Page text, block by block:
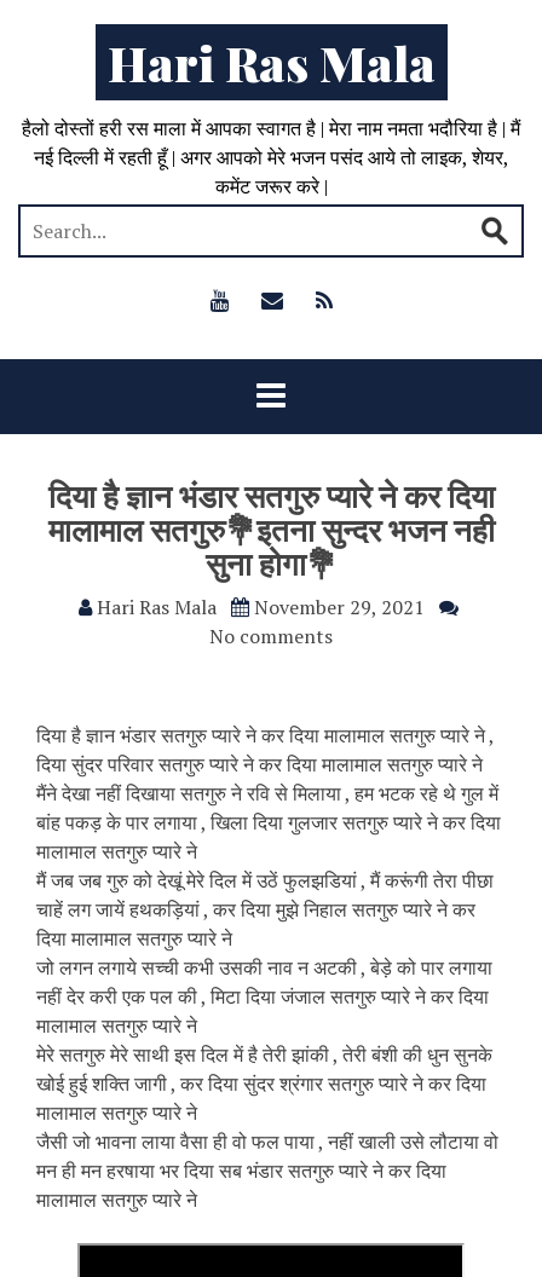
Hari Ras Mala
हैलो दोस्तों हरी रस माला में आपका स्वागत है | मेरा नाम नमता भदौरिया है | मैं
नई दिल्ली में रहती हूँ | अगर आपको मेरे भजन पसंद आये तो लाइक, शेयर,
कमेंट जरूर करे |
दिया है ज्ञान भंडार सतगुरु प्यारे ने कर दिया
मालामाल सतगुरु💐इतना सुन्दर भजन नही
सुना होगा💐
Hari Ras Mala
November 29, 2021
No comments
दिया है ज्ञान भंडार सतगुरु प्यारे ने कर दिया मालामाल सतगुरु प्यारे ने ,
दिया सुंदर परिवार सतगुरु प्यारे ने कर दिया मालामाल सतगुरु प्यारे ने
मैंने देखा नहीं दिखाया सतगुरु ने रवि से मिलाया , हम भटक रहे थे गुल में
बांह पकड़ के पार लगाया , खिला दिया गुलजार सतगुरु प्यारे ने कर दिया
मालामाल सतगुरु प्यारे ने
मैं जब जब गुरु को देखूं मेरे दिल में उठें फुलझडियां , मैं करूंगी तेरा पीछा
चाहें लग जायें हथकड़ियां , कर दिया मुझे निहाल सतगुरु प्यारे ने कर
दिया मालामाल सतगुरु प्यारे ने
जो लगन लगाये सच्ची कभी उसकी नाव न अटकी , बेड़े को पार लगाया
नहीं देर करी एक पल की , मिटा दिया जंजाल सतगुरु प्यारे ने कर दिया
मालामाल सतगुरु प्यारे ने
मेरे सतगुरु मेरे साथी इस दिल में है तेरी झांकी , तेरी बंशी की धुन सुनके
खोई हुई शक्ति जागी , कर दिया सुंदर श्रंगार सतगुरु प्यारे ने कर दिया
मालामाल सतगुरु प्यारे ने
जैसी जो भावना लाया वैसा ही वो फल पाया , नहीं खाली उसे लौटाया वो
मन ही मन हरषाया भर दिया सब भंडार सतगुरु प्यारे ने कर दिया
मालामाल सतगुरु प्यारे ने